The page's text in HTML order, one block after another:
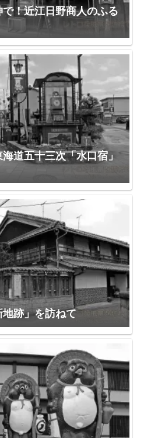
！近江日野商人のふる
道五十三次「水口宿」
跡」を訪ねて